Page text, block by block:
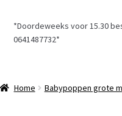
*Doordeweeks voor 15.30
0641487732*
Home Babypoppen grote